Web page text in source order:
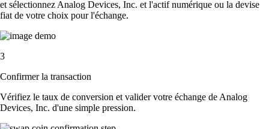
et sélectionnez Analog Devices, Inc. et l'actif numérique ou la devise
fiat de votre choix pour l'échange.
3
Confirmer la transaction
Vérifiez le taux de conversion et valider votre échange de Analog
Devices, Inc. d'une simple pression.